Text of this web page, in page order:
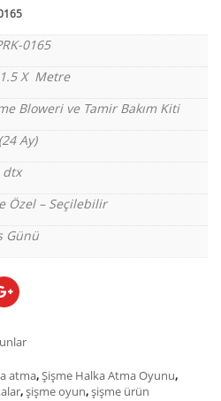
0165
X Metre
Bloweri ve Tamir Bakım Kiti
Ay)
dtx
Özel – Seçilebilir
Günü
atma,Şişme Halka Atma Oyunu,
,şişme oyun,şişme ürün